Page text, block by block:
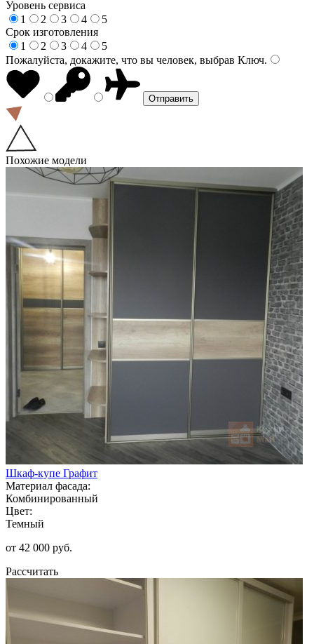
Уровень сервиса
1
2 3 4
5
Срок изготовления
1
2 3 4
5
Пожалуйста, докажите, что вы человек, выбрав Ключ.
Похожие модели
Шкаф-купе Графит
Материал фасада:
Комбинированный
Цвет:
Темный
от 42 000 руб.
Рассчитать